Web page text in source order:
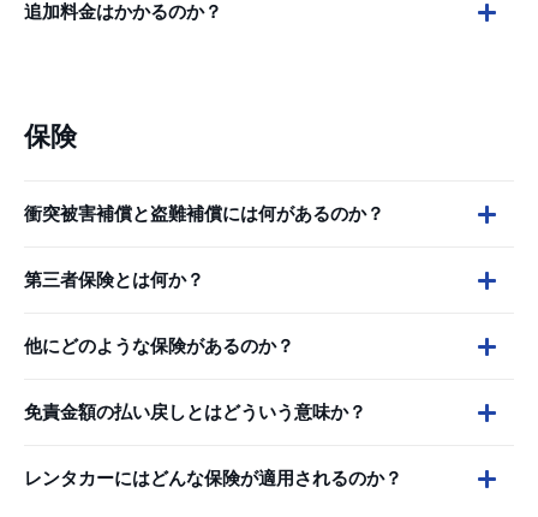
追加料金はかかるのか？
保険
衝突被害補償と盗難補償には何があるのか？
第三者保険とは何か？
他にどのような保険があるのか？
免責金額の払い戻しとはどういう意味か？
レンタカーにはどんな保険が適用されるのか？